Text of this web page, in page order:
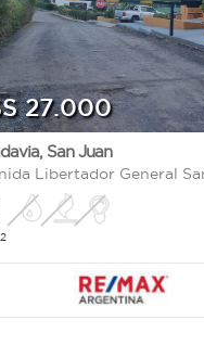
27.000
, San Juan